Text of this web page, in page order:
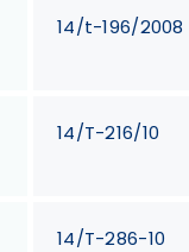
14/t-196/2008
14/T-216/10
14/T-286-10